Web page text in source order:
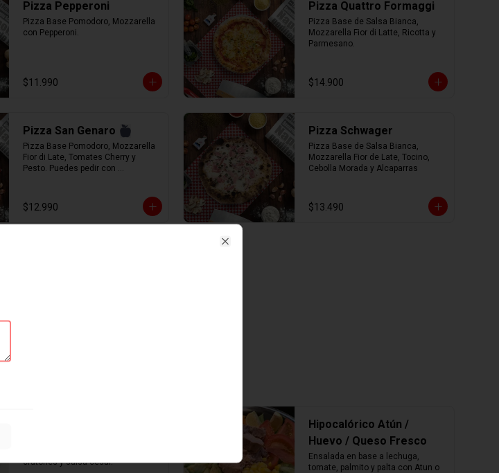
Pizza Pepperoni
Pizza Base Pomodoro, Mozzarella
con Pepperoni.
$11.990
Pizza Quattro Formaggi
Pizza Base de Salsa Bianca,
Mozzarella Fior di Latte, Ricotta y
Parmesano.
$14.900
Pizza San Genaro
Pizza Base Pomodoro, Mozzarella
Fior di Late, Tomates Cherry y
Pesto. Puedes pedir con
$12.990
Pizza Schwager
Pizza Base de Salsa Bianca,
Mozzarella Fior de Late, Tocino,
Cebolla Morada y Alcaparras
$13.490
crutones y salsa césar.
Hipocalórico Atún /
Huevo / Queso Fresco
Ensalada en base a lechuga,
tomate, palmito y palta con Atun o